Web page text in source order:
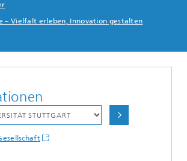
– Vielfalt erleben, Innovation gestalten